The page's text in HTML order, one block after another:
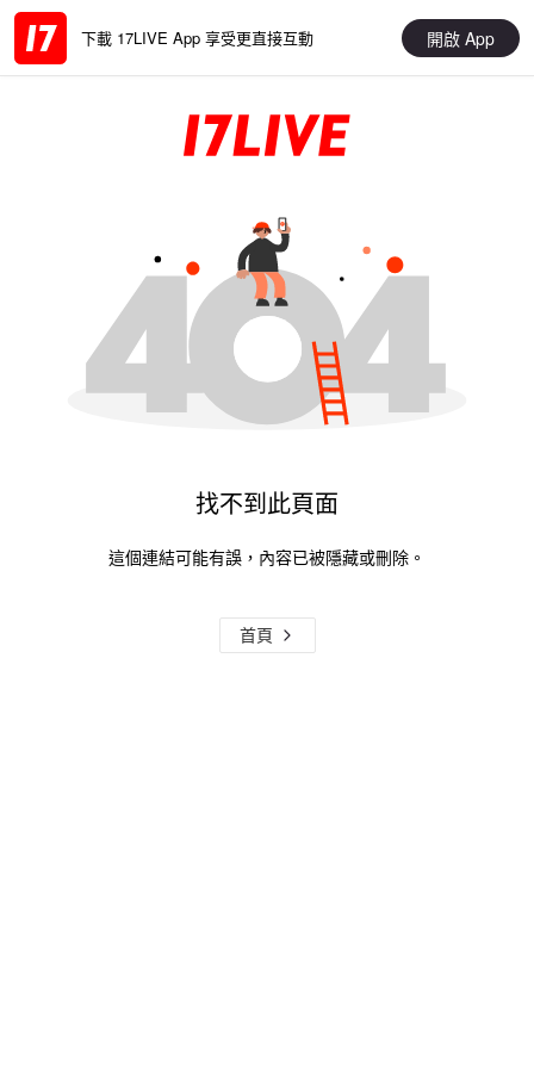
下載 17LIVE App 享受更直接互動 開啟 App
找不到此頁面
這個連結可能有誤，內容已被隱藏或刪除。
首頁